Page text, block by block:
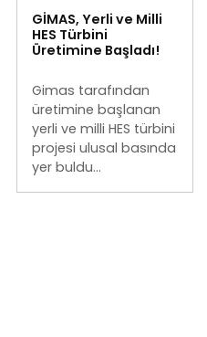
GİMAS, Yerli ve Milli
HES Türbini
Üretimine Başladı!
Gimas tarafından
üretimine başlanan
yerli ve milli HES türbini
projesi ulusal basında
yer buldu...